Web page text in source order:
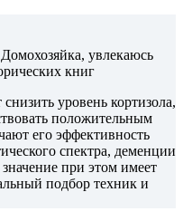
увлекаюсь
книг
уровень кортизола,
положительным
его эффективность
спектра, деменции
при этом имеет
подбор техник и